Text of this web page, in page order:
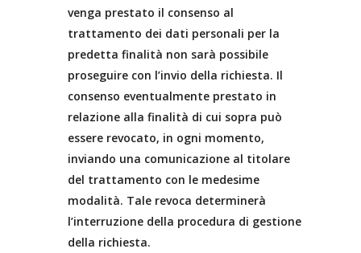
venga prestato il consenso al
trattamento dei dati personali per la
predetta finalità non sarà possibile
proseguire con l’invio della richiesta. Il
consenso eventualmente prestato in
relazione alla finalità di cui sopra può
essere revocato, in ogni momento,
inviando una comunicazione al titolare
del trattamento con le medesime
modalità. Tale revoca determinerà
l’interruzione della procedura di gestione
della richiesta.